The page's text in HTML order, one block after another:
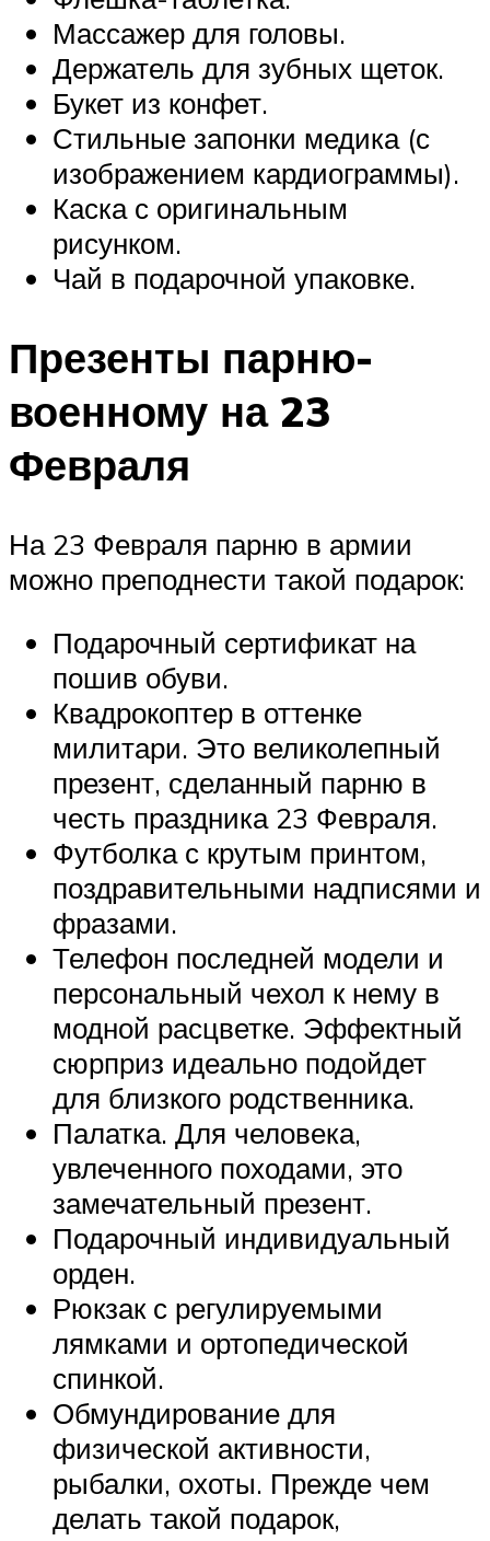
Массажер для головы.
Держатель для зубных щеток.
Букет из конфет.
Стильные запонки медика (с
изображением кардиограммы).
Каска с оригинальным
рисунком.
Чай в подарочной упаковке.
Презенты парню-
военному на 23
Февраля
На 23 Февраля парню в армии
можно преподнести такой подарок:
Подарочный сертификат на
пошив обуви.
Квадрокоптер в оттенке
милитари. Это великолепный
презент, сделанный парню в
честь праздника 23 Февраля.
Футболка с крутым принтом,
поздравительными надписями и
фразами.
Телефон последней модели и
персональный чехол к нему в
модной расцветке. Эффектный
сюрприз идеально подойдет
для близкого родственника.
Палатка. Для человека,
увлеченного походами, это
замечательный презент.
Подарочный индивидуальный
орден.
Рюкзак с регулируемыми
лямками и ортопедической
спинкой.
Обмундирование для
физической активности,
рыбалки, охоты. Прежде чем
делать такой подарок,